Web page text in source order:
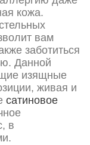
кожа.
вам
заботиться
Данной
изящные
живая и
сатиновое
в